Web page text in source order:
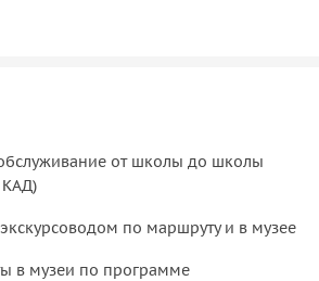
от школы до школы
КАД)
по маршруту и в музее
в музеи по программе